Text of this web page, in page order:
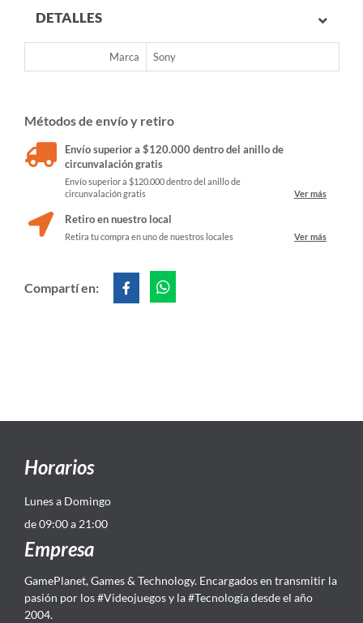
DETALLES
Marca Sony
Métodos de envío y retiro
Envío superior a $120.000 dentro del anillo de
circunvalación gratis
Envío superior a $120.000 dentro del anillo de
circunvalación gratis
Ver más
Retiro en nuestro local
Retira tu compra en uno de nuestros locales Ver más
Compartí en:
Horarios
Lunes a Domingo
de 09:00 a 21:00
Empresa
GamePlanet, Games & Technology. Encargados en transmitir la
pasión por los #Videojuegos y la #Tecnología desde el año
2004.